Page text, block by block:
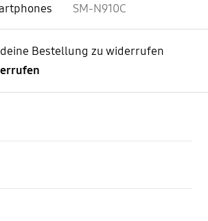
SM-N910C
Bestellung zu widerrufen